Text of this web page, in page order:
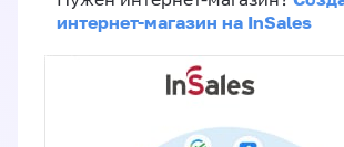
интернет-магазин на InSales